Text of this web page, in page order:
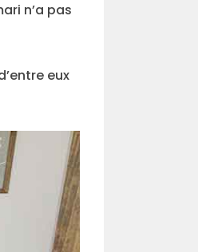
n’a pas
eux